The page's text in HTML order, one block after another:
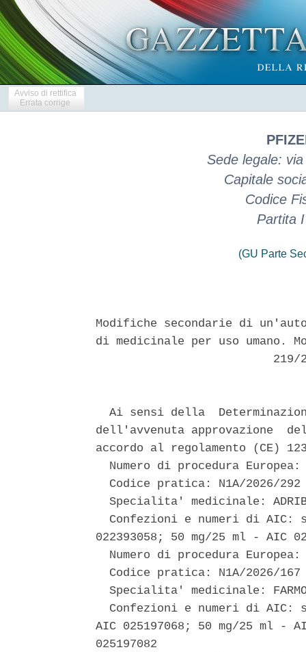
Avviso di rettifica
Errata corrige
Sede legale:
Capitale
Codice
Partita
(GU Parte
Modifiche secondarie di
di medicinale per uso umano.
Ai sensi della
dell'avvenuta approvazione
accordo al regolamento (CE)
Numero di procedura
Codice pratica: N1A/2026/
Specialita' medicinale:
Confezioni e numeri di AIC:
022393058; 50 mg/25 ml - AIC
Numero di procedura
Codice pratica: N1A/2026/
Specialita' medicinale:
Confezioni e numeri di AIC:
AIC 025197068; 50 mg/25 ml -
025197082